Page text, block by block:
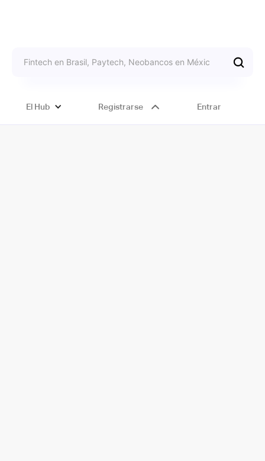
El Hub Registrarse Entrar